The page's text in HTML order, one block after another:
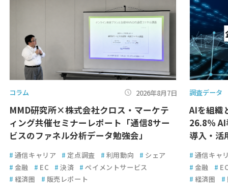
コラム 2026年8月7日
MMD研究所×株式会社クロス・マーケテ
ィング共催セミナーレポート「通信8サー
ビスのファネル分析データ勉強会」
# 通信キャリア # 定点調査 # 利用動向 # シェア
# 金融 # EC # 決済 # ペイメントサービス
# 経済圏 # 販売レポート
調査データ
AIを組織
26.8％
導入・活
# 通信キャ
# 金融 #
# 経済圏 #